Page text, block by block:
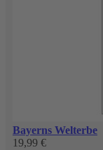
Bayerns Welterbe
19,99 €